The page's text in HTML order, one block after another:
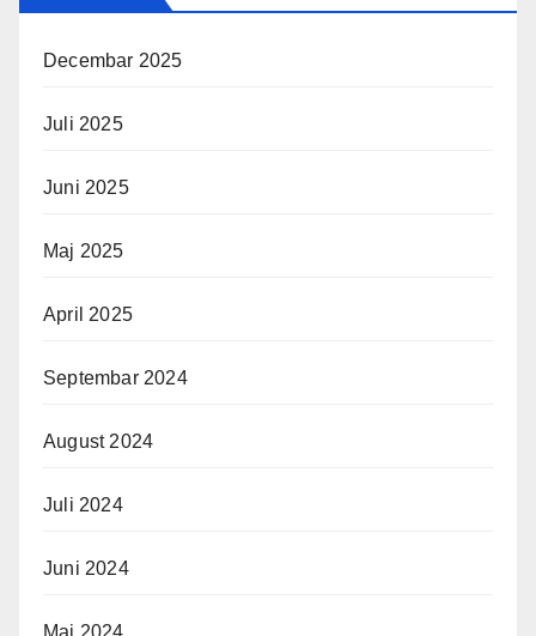
Decembar 2025
Juli 2025
Juni 2025
Maj 2025
April 2025
Septembar 2024
August 2024
Juli 2024
Juni 2024
Maj 2024